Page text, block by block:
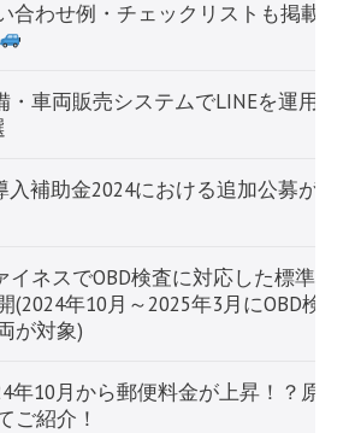
年10月から郵便料金が上昇！？原
ご紹介！
イネスでOBD検査に対応した標準
(2024年10月～2025年3月にOBD検
が対象)
入補助金2024における追加公募が
・車両販売システムでLINEを運用
合わせ例・チェックリストも掲載